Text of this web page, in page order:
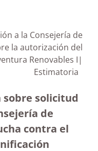
a la Consejería de
la autorización del
Renovables I|
Estimatoria
solicitud
de
contra el